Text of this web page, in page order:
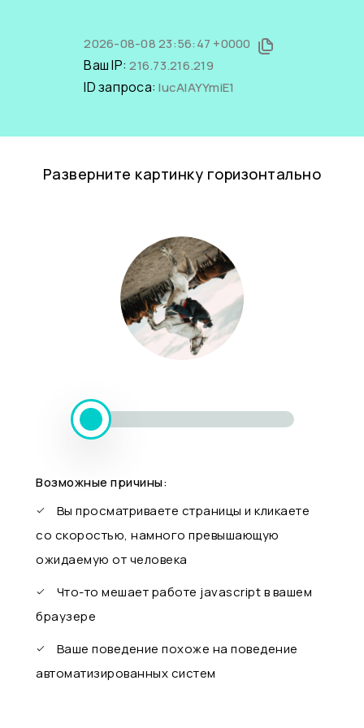
2026-08-08 23:56:47 +0000
Ваш IP:216.73.216.219
ID запроса:lucAIAYYmiE1
Разверните картинку горизонтально
Возможные причины:
Вы просматриваете страницы и кликаете
со скоростью, намного превышающую
ожидаемую от человека
Что-то мешает работе javascript в вашем
браузере
Ваше поведение похоже на поведение
автоматизированных систем